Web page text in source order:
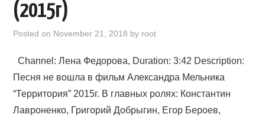
(2015г)
Posted on November 21, 2018 by root
Channel: Лена Федорова, Duration: 3:42 Description:
Песня не вошла в фильм Александра Мельника
“Территория” 2015г. В главных ролях: Константин
Лавроненко, Григорий Добрыгин, Егор Бероев,